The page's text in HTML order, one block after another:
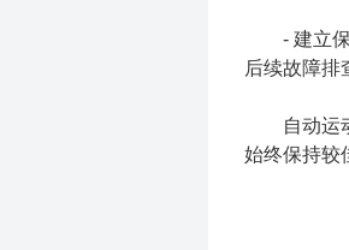
- 建立保
后续故障排
自动运动
始终保持较